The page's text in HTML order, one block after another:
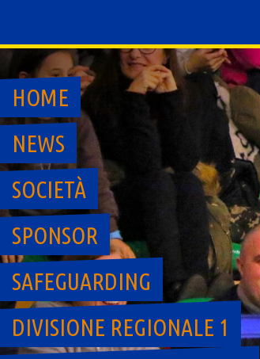
content
HOME
NEWS
SOCIETÀ
SPONSOR
SAFEGUARDING
DIVISIONE REGIONALE 1